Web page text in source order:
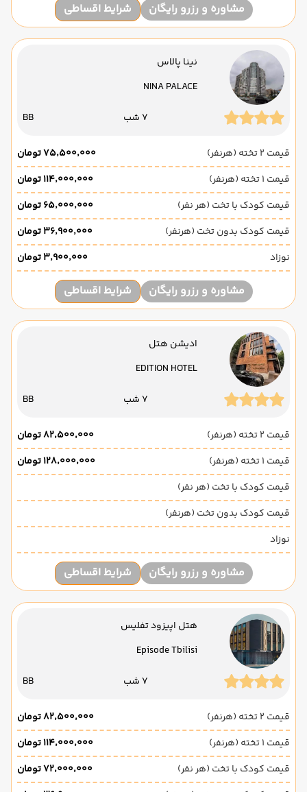
مشاوره و رزرو رایگان شرایط اقساطی
نینا پالاس
NINA PALACE
7 شب BB
قیمت 2 تخته (هرنفر)
۷۵٬۵۰۰٬۰۰۰ تومان
قیمت 1 تخته (هرنفر)
۱۱۴٬۰۰۰٬۰۰۰ تومان
قیمت کودک با تخت (هر نفر)
۶۵٬۰۰۰٬۰۰۰ تومان
قیمت کودک بدون تخت (هرنفر)
۳۶٬۹۰۰٬۰۰۰ تومان
نوزاد
۳٬۹۰۰٬۰۰۰ تومان
مشاوره و رزرو رایگان شرایط اقساطی
ادیشن هتل
EDITION HOTEL
7 شب BB
قیمت 2 تخته (هرنفر)
۸۲٬۵۰۰٬۰۰۰ تومان
قیمت 1 تخته (هرنفر)
۱۲۸٬۰۰۰٬۰۰۰ تومان
قیمت کودک با تخت (هر نفر)
قیمت کودک بدون تخت (هرنفر)
نوزاد
مشاوره و رزرو رایگان شرایط اقساطی
هتل اپیزود تفلیس
Episode Tbilisi
7 شب BB
قیمت 2 تخته (هرنفر)
۸۲٬۵۰۰٬۰۰۰ تومان
قیمت 1 تخته (هرنفر)
۱۱۴٬۰۰۰٬۰۰۰ تومان
قیمت کودک با تخت (هر نفر)
۷۲٬۰۰۰٬۰۰۰ تومان